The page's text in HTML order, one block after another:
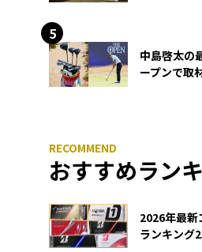
中島啓太の
ープンで取
おすすめラン
2026年最新
ランキング